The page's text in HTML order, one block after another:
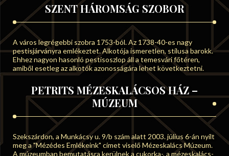
SZENT HÁROMSÁG SZOBOR
A város legrégebbi szobra 1753-ból. Az 1738-40-es nagy
pestisjárványra emlékeztet. Alkotója ismeretlen, stílusa barokk.
Ehhez nagyon hasonló pestisoszlop áll a temesvári főtéren,
amiből esetleg az alkotók azonosságára lehet következtetni.
PETRITS MÉZESKALÁCSOS HÁZ –
MÚZEUM
Szekszárdon, a Munkácsy u. 9/b szám alatt 2003. július 6-án nyílt
meg a "Mézédes Emlékeink" címet viselő Mézeskalács Múzeum.
A múzeumban bemutatásra kerülnek a cukorka-, a mézeskalács-